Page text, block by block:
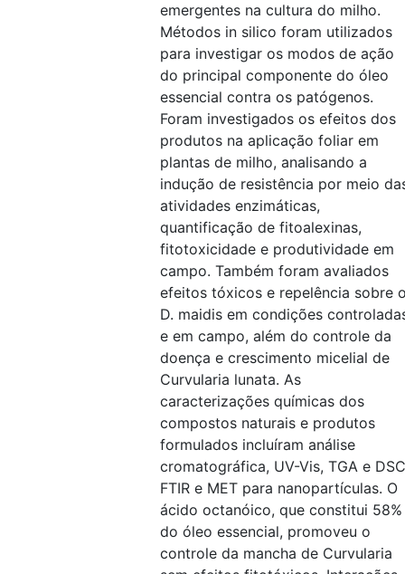
emergentes na cultura do milho.
Métodos in silico foram utilizados
para investigar os modos de ação
do principal componente do óleo
essencial contra os patógenos.
Foram investigados os efeitos dos
produtos na aplicação foliar em
plantas de milho, analisando a
indução de resistência por meio
atividades enzimáticas,
quantificação de fitoalexinas,
fitotoxicidade e produtividade em
campo. Também foram avaliados
efeitos tóxicos e repelência sobre
D. maidis em condições
e em campo, além do controle da
doença e crescimento micelial de
Curvularia lunata. As
caracterizações químicas dos
compostos naturais e produtos
formulados incluíram análise
cromatográfica, UV-Vis, TGA e
FTIR e MET para nanopartículas. O
ácido octanóico, que constitui 58%
do óleo essencial, promoveu o
controle da mancha de Curvularia